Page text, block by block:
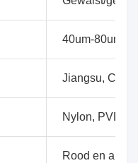
40um-80um
Jiangsu, China
Nylon, PVDC
Rood en